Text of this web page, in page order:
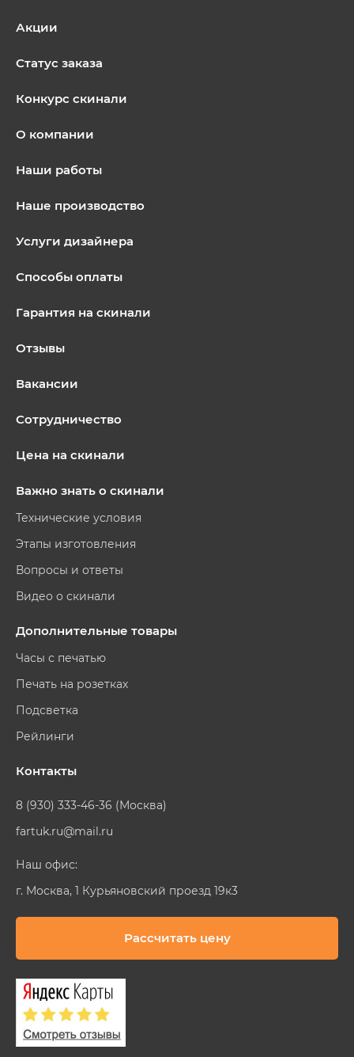
Акции
Статус заказа
Конкурс скинали
О компании
Наши работы
Наше производство
Услуги дизайнера
Способы оплаты
Гарантия на скинали
Отзывы
Вакансии
Сотрудничество
Цена на скинали
Важно знать о скинали
Технические условия
Этапы изготовления
Вопросы и ответы
Видео о скинали
Дополнительные товары
Часы с печатью
Печать на розетках
Подсветка
Рейлинги
Контакты
8 (930) 333-46-36 (Москва)
fartuk.ru@mail.ru
Наш офис:
г. Москва, 1 Курьяновский проезд 19к3
Рассчитать цену